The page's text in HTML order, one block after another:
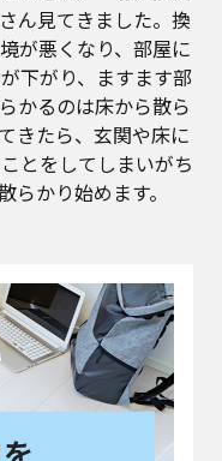
ん見てきました。換
が悪くなり、部屋に
下がり、ますます部
かるのは床から散ら
きたら、玄関や床に
とをしてしまいがち
らかり始めます。